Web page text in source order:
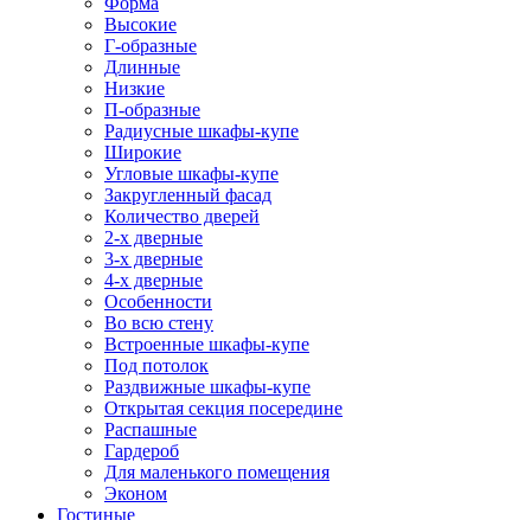
Высокие
Г-образные
Длинные
Низкие
П-образные
Радиусные шкафы-купе
Широкие
Угловые шкафы-купе
Закругленный фасад
Количество дверей
2-х дверные
3-х дверные
4-х дверные
Особенности
Во всю стену
Встроенные шкафы-купе
Под потолок
Раздвижные шкафы-купе
Открытая секция посередине
Распашные
Гардероб
Для маленького помещения
Эконом
Гостиные